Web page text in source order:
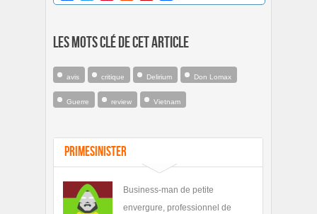
Les mots clé de cet article
avis critique Delirium Don Lomax
Guerre review Vietnam
PrimeSinister
Business-man de petite
envergure, professionnel de